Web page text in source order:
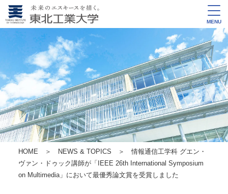
MENU
HOME ＞ NEWS & TOPICS ＞ 情報通信工学科 グエン・
ヴァン・ドゥック講師が「IEEE 26th International Symposium
on Multimedia」において最優秀論文賞を受賞しました